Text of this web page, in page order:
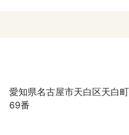
愛知県名古屋市天白区天白
69番